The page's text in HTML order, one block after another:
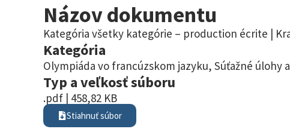
Názov dokumentu
Kategória všetky kategórie – production écrite |
Kategória
Olympiáda vo francúzskom jazyku, Súťažné úlohy
Typ a veľkosť súboru
.pdf | 458,82 KB
Stiahnuť súbor